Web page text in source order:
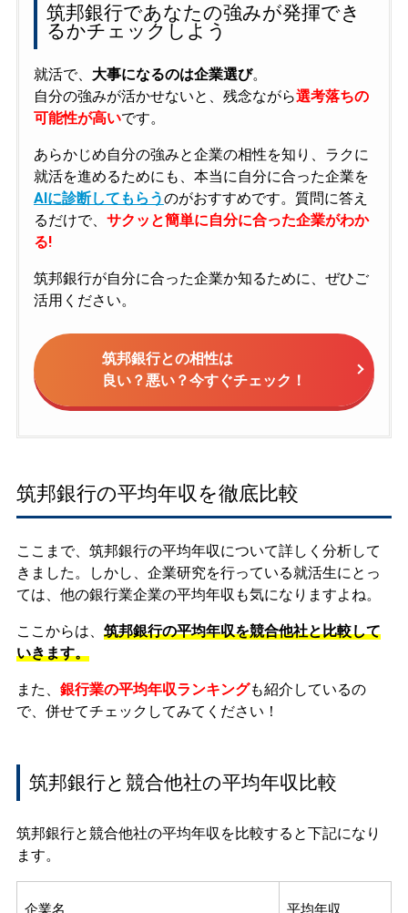
筑邦銀行であなたの強みが発揮でき
るかチェックしよう
就活で、 大事になるのは企業選び。
自分の強みが活かせないと、残念ながら選考落ちの
可能性が高いです。
あらかじめ自分の強みと企業の相性を知り、ラクに
就活を進めるためにも、本当に自分に合った企業を
AIに診断してもらうのがおすすめです。質問に答え
るだけで、 サクッと簡単に自分に合った企業がわか
る!
筑邦銀行が自分に合った企業か知るために、ぜひご
活用ください。
筑邦銀行との相性は
良い？悪い？今すぐチェック！
筑邦銀行の平均年収を徹底比較
ここまで、筑邦銀行の平均年収について詳しく分析して
きました。しかし、企業研究を行っている就活生にとっ
ては、他の銀行業企業の平均年収も気になりますよね。
ここからは、 筑邦銀行の平均年収を競合他社と比較して
いきます。
また、 銀行業の平均年収ランキングも紹介しているの
で、併せてチェックしてみてください！
筑邦銀行と競合他社の平均年収比較
筑邦銀行と競合他社の平均年収を比較すると下記になり
ます。
企業名 平均年収